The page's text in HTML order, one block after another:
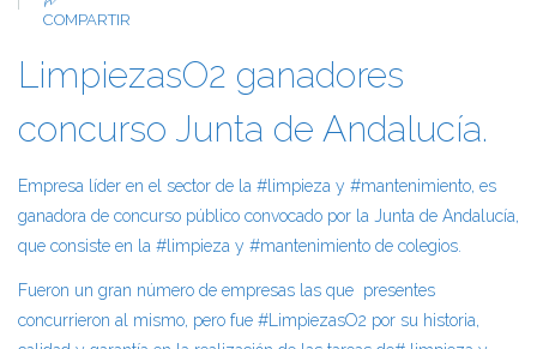
COMPARTIR
LimpiezasO2 ganadores
concurso Junta de Andalucía.
Empresa líder en el sector de la #limpieza y #mantenimiento, es
ganadora de concurso público convocado por la Junta de Andalucía,
que consiste en la #limpieza y #mantenimiento de colegios.
Fueron un gran número de empresas las que presentes
concurrieron al mismo, pero fue #LimpiezasO2 por su historia,